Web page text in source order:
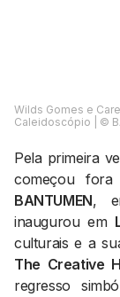
Contactos
WHATSAPP
+351 912 127 577
Wilds Gomes e
Caleidoscópio | ©️
Pela primeira
começou
BANTUMEN,
inaugurou em
culturais e a
The Creative
regresso